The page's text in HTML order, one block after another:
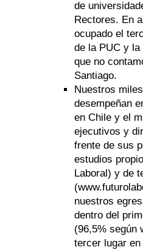
de
Rectores. En
ocupado el
de la PUC y
que no
Santiago.
Nuestros
desempeñan
en Chile y el
ejecutivos y
frente de sus
estudios
Laboral) y de
nuestros
dentro del
(96,5% según
tercer lugar en